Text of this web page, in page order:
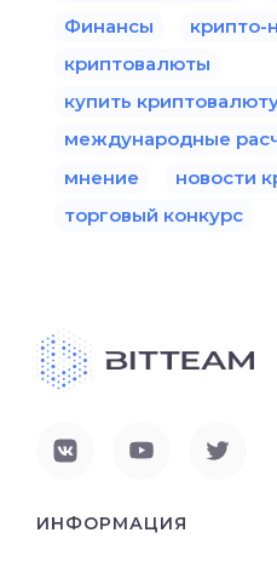
Финансы
крипто-
криптовалюты
купить
международные
мнение
новости
торговый конкурс
ИНФОРМАЦИЯ